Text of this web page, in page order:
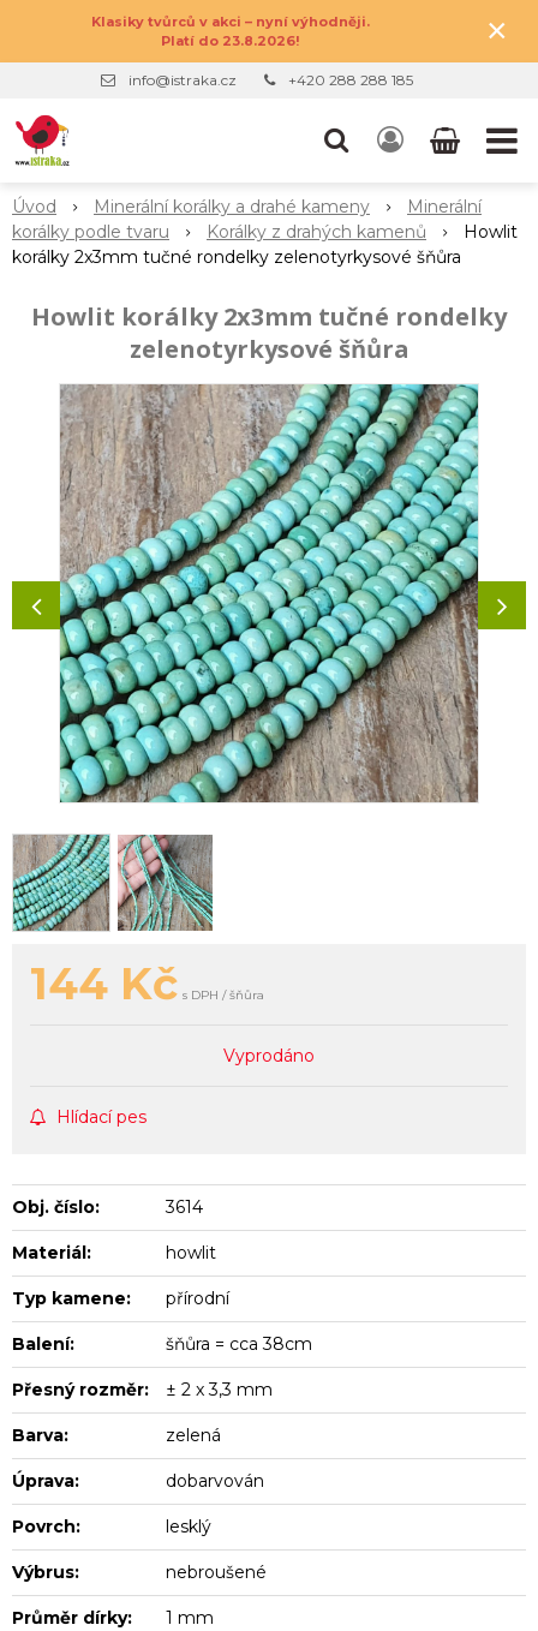
Klasiky tvůrců v akci – nyní výhodněji.
Platí do 23.8.2026!
×
info@istraka.cz +420 288 288 185
Úvod Minerální korálky a drahé kameny
Minerální
korálky podle tvaru
Korálky z drahých kamenů
Howlit
korálky 2x3mm tučné rondelky zelenotyrkysové šňůra
Howlit korálky 2x3mm tučné rondelky
zelenotyrkysové šňůra
144 Kč s DPH / šňůra
Vyprodáno
Hlídací pes
Obj. číslo: 3614
Materiál: howlit
Typ kamene: přírodní
Balení: šňůra = cca 38cm
Přesný rozměr: ± 2 x 3,3 mm
Barva: zelená
Úprava: dobarvován
Povrch: lesklý
Výbrus: nebroušené
Průměr dírky: 1 mm